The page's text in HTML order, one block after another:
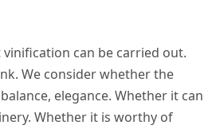
can be carried out.
We consider whether the
elegance. Whether it can
Whether it is worthy of